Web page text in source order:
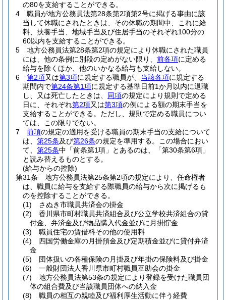
の80を支給することができる。
4
職員が地方公務員法第28条第2項第2号に掲げる事由に該
当して休職にされたときは、その休職の期間中、これに給
料、扶養手当、地域手当及び住居手当のそれぞれ100分の
60以内を支給することができる。
5
地方公務員法第28条第2項の規定により休職にされた職員
には、他の条例に別段の定めがない限り、 前各項に定める
給与を除くほか、他のいかなる給与も支給しない。
6
第2項又は第3項に規定する職員が、 当該各項に規定する
期間内で第24条第1項に規定する基準日前1か月以内に退職
し、又は死亡したときは、 同項の規定により規則で定める
日に、それぞれ第2項又は第3項の例による額の期末手当を
支給することができる。 ただし、規則で定める職員につい
ては、この限りでない。
7
前項の規定の適用を受ける職員の期末手当の支給について
は、 第25条及び第26条の規定を準用する。
この場合におい
て、 第25条中「前条第1項」とあるのは、「第30条第6項」
と読み替えるものとする。
(給与からの控除)
第31条
地方公務員法第25条第2項の規定により、任命権者
は、職員に給与を支給する際職員の給与から次に掲げるも
のを控除することができる。
(1)
さぬき市職員共済会の掛金
(2)
香川県市町村職員共済組合及び公立学校共済組合の貸
付金、弁済金及び物品購入代金並びに月掛貯金
(3)
職員住宅の賃借料その他の使用料
(4)
四国労働金庫の月掛預金及び定期積金並びに貸付弁済
金
(5)
団体扱いの各種保険の月掛及び年掛の保険料及び掛金
(6)
一般財団法人香川県市町村職員互助会の掛金
(7)
地方公務員法第53条の規定により登録を受けた職員団
体の組合費及び当該職員団体への納入金
(8)
職員の相互の親睦及び福利厚生活動に伴う経費